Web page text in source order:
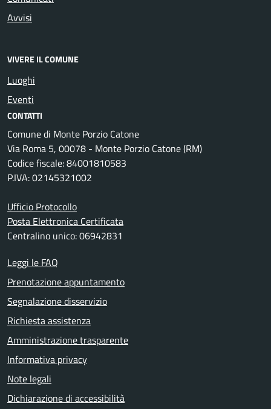
Avvisi
VIVERE IL COMUNE
Luoghi
Eventi
CONTATTI
Comune di Monte Porzio Catone
Via Roma 5, 00078 - Monte Porzio Catone (RM)
Codice fiscale: 84001810583
P.IVA: 02145321002
Ufficio Protocollo
Posta Elettronica Certificata
Centralino unico: 06942831
Leggi le FAQ
Prenotazione appuntamento
Segnalazione disservizio
Richiesta assistenza
Amministrazione trasparente
Informativa privacy
Note legali
Dichiarazione di accessibilità